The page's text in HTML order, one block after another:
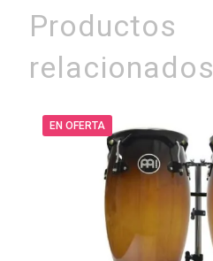
Productos
relacionados
EN OFERTA